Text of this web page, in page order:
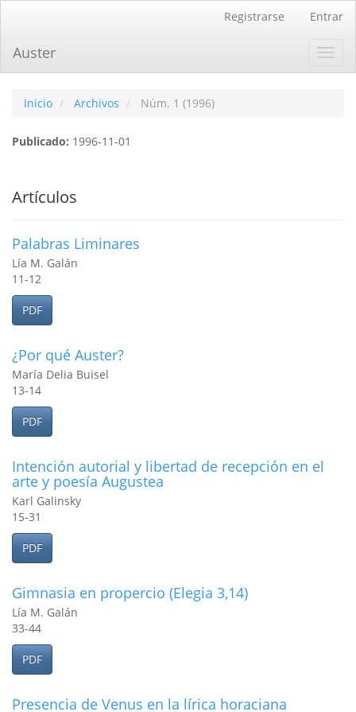
principal
Barra
Registrarse Entrar
Auster
Inicio Archivos Núm. 1 (1996)
Publicado: 1996-11-01
Artículos
Palabras Liminares
Lía M. Galán
11-12
PDF
¿Por qué Auster?
María Delia Buisel
13-14
PDF
Intención autorial y libertad de recepción en el
arte y poesí­a Augustea
Karl Galinsky
15-31
PDF
Gimnasia en propercio (Elegia 3,14)
Lía M. Galán
33-44
PDF
Presencia de Venus en la lí­rica horaciana